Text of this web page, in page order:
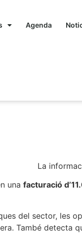
Agenda
La
una facturació
del sector, les
També detecta